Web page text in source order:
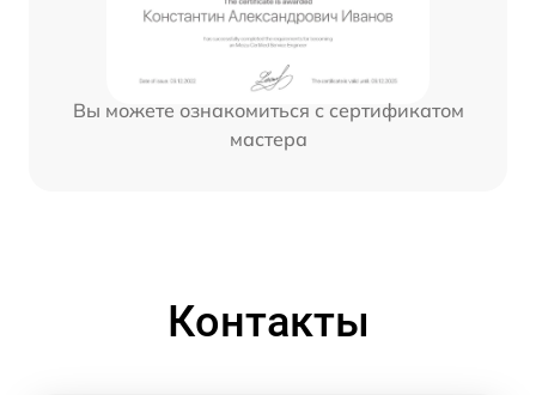
Вы можете ознакомиться с сертификатом
мастера
Контакты